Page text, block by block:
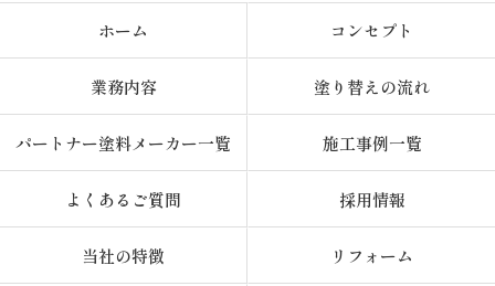
ホーム コンセプト
業務内容 塗り替えの流れ
パートナー塗料メーカー一覧 施工事例一覧
よくあるご質問 採用情報
当社の特徴 リフォーム